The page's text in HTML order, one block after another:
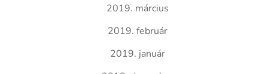
2019. március
2019. február
2019. január